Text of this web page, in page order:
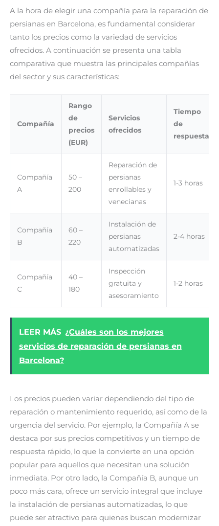
A la hora de elegir una compañía para la reparación de
persianas en Barcelona, es fundamental considerar
tanto los precios como la variedad de servicios
ofrecidos. A continuación se presenta una tabla
comparativa que muestra las principales compañías
del sector y sus características:
Compañía
Rango
de
precios
(EUR)
Servicios
ofrecidos
Tiempo
de
respuesta
Compañía
A
50 –
200
Reparación de
persianas
enrollables y
venecianas
1-3 horas
Compañía
B
60 –
220
Instalación de
persianas
automatizadas
2-4 horas
Compañía
C
40 –
180
Inspección
gratuita y
asesoramiento
1-2 horas
LEER MÁS ¿Cuáles son los mejores
servicios de reparación de persianas en
Barcelona?
Los precios pueden variar dependiendo del tipo de
reparación o mantenimiento requerido, así como de la
urgencia del servicio. Por ejemplo, la Compañía A se
destaca por sus precios competitivos y un tiempo de
respuesta rápido, lo que la convierte en una opción
popular para aquellos que necesitan una solución
inmediata. Por otro lado, la Compañía B, aunque un
poco más cara, ofrece un servicio integral que incluye
la instalación de persianas automatizadas, lo que
puede ser atractivo para quienes buscan modernizar